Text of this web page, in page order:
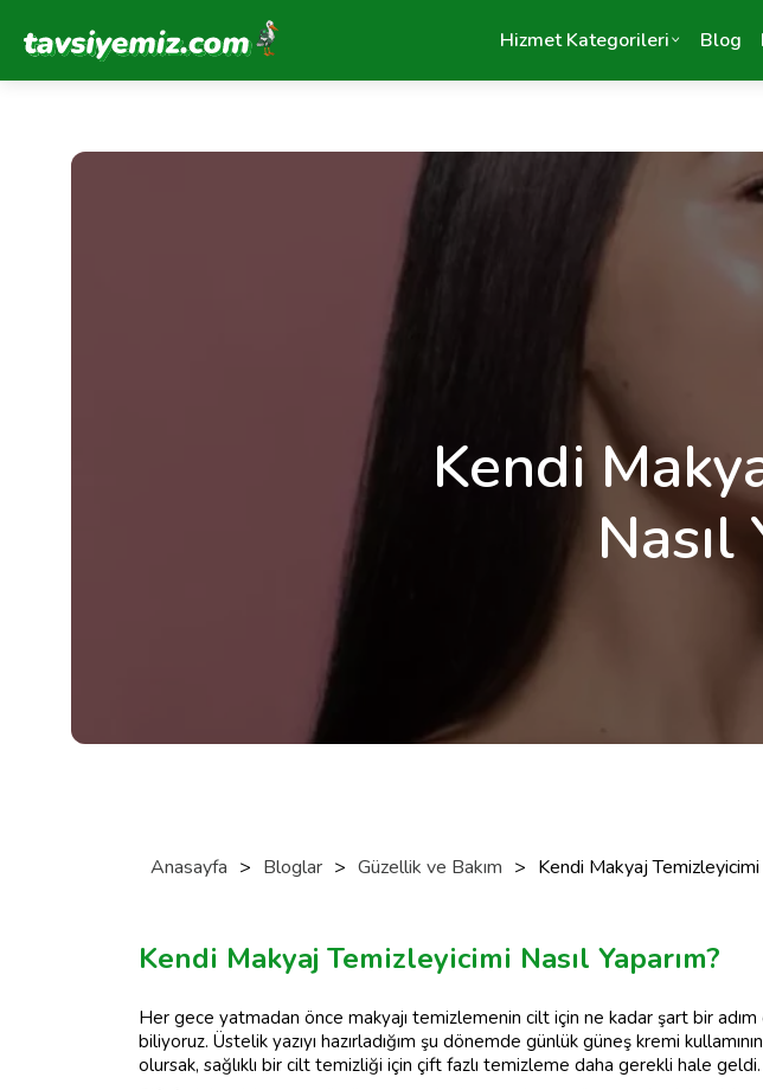
Tavsiyemiz Anasayfa Hizmet Kategorileri Blog
Kendi
Nasıl
Anasayfa > Bloglar > Güzellik ve Bakım > Kendi Makyaj Temizleyicimi
Kendi Makyaj Temizleyicimi Nasıl Yaparım?
Her gece yatmadan önce makyajı temizlemenin cilt için ne kadar şart bir
biliyoruz. Üstelik yazıyı hazırladığım şu dönemde günlük güneş kremi
olursak, sağlıklı bir cilt temizliği için çift fazlı temizleme daha gerekli hale geldi.